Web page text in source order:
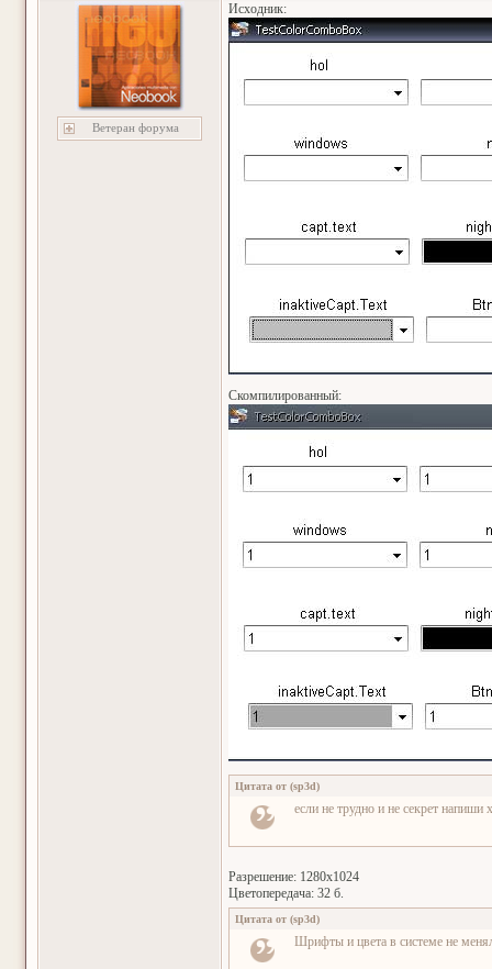
Ветеран форума
Исходник:
Скомпилированный:
Цитата от (sp3d)
если не трудно и не секрет напиши
Разрешение: 1280х1024
Цветопередача: 32 б.
Цитата от (sp3d)
Шрифты и цвета в системе не